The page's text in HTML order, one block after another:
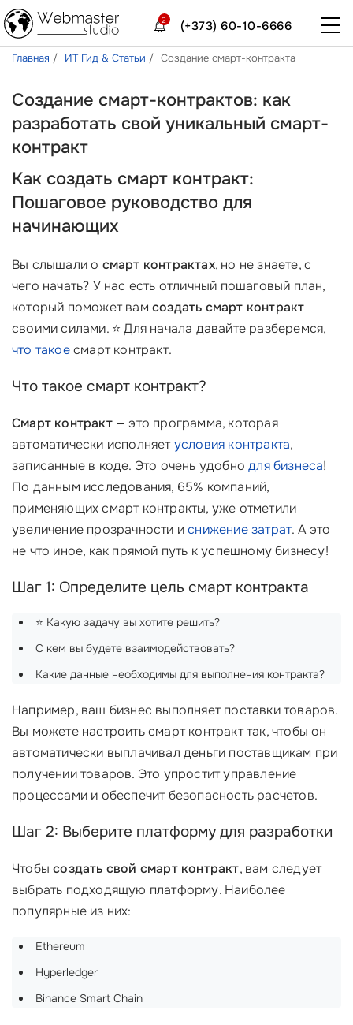
(+373) 60-10-6666
2
Главная ИТ Гид & Статьи Создание смарт-контракта
Создание смарт-контрактов: как
разработать свой уникальный смарт-
контракт
Как создать смарт контракт:
Пошаговое руководство для
начинающих
Вы слышали о смарт контрактах, но не знаете, с
чего начать? У нас есть отличный пошаговый план,
который поможет вам создать смарт контракт
своими силами. ⭐ Для начала давайте разберемся,
что такоесмарт контракт.
Что такое смарт контракт?
Смарт контракт— это программа, которая
автоматически исполняетусловия контракта,
записанные в коде. Это очень удобнодля бизнеса!
По данным исследования, 65% компаний,
применяющих смарт контракты, уже отметили
увеличение прозрачности иснижение затрат. А это
не что иное, как прямой путь к успешному бизнесу!
Шаг 1: Определите цель смарт контракта
⭐ Какую задачу вы хотите решить?
С кем вы будете взаимодействовать?
Какие данные необходимы для выполнения контракта?
Например, ваш бизнес выполняет поставки товаров.
Вы можете настроить смарт контракт так, чтобы он
автоматически выплачивал деньги поставщикам при
получении товаров. Это упростит управление
процессами и обеспечит безопасность расчетов.
Шаг 2: Выберите платформу для разработки
Чтобысоздать свой смарт контракт, вам следует
выбрать подходящую платформу. Наиболее
популярные из них:
Ethereum
Hyperledger
Binance Smart Chain